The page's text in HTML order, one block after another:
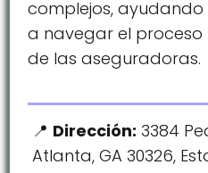
complejos,
a navegar el
de las aseguradoras.
Dirección: 3384
Atlanta, GA 30326,